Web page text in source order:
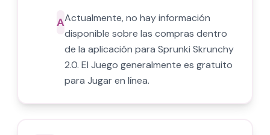
AActualmente, no hay información
disponible sobre las compras dentro
de la aplicación para Sprunki Skrunchy
2.0. El Juego generalmente es gratuito
para Jugar en línea.